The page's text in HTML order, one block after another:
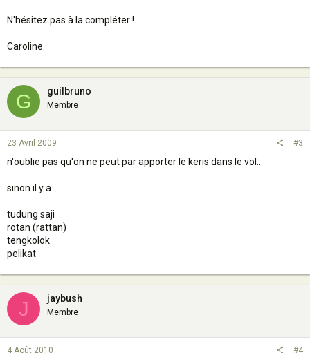
N'hésitez pas à la compléter !
Caroline.
G guilbruno
Membre
23 Avril 2009 #3
n'oublie pas qu'on ne peut par apporter le keris dans le vol..
sinon il y a
tudung saji
rotan (rattan)
tengkolok
pelikat
J jaybush
Membre
4 Août 2010 #4